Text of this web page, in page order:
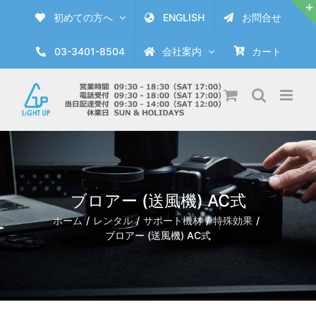
初めての方へ ENGLISH お問合せ
03-3401-8504 会社案内 カート
ブロアー (送風機) AC式
ホーム レンタル サポート機材
特殊効果
ブロアー (送風機) AC式